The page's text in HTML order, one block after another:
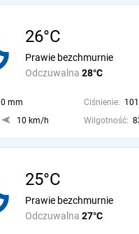
26°C
Odczuwalna 28°C
Prawie bezchmurnie
0 mm Ciśnienie:
10 km/h Wilgotność:
25°C
Odczuwalna 27°C
Prawie bezchmurnie